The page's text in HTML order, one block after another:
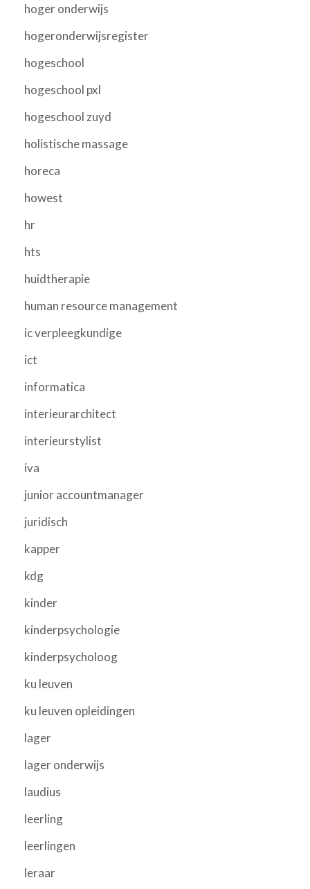
hoger onderwijs
hogeronderwijsregister
hogeschool
hogeschool pxl
hogeschool zuyd
holistische massage
horeca
howest
hr
hts
huidtherapie
human resource management
ic verpleegkundige
ict
informatica
interieurarchitect
interieurstylist
iva
junior accountmanager
juridisch
kapper
kdg
kinder
kinderpsychologie
kinderpsycholoog
ku leuven
ku leuven opleidingen
lager
lager onderwijs
laudius
leerling
leerlingen
leraar